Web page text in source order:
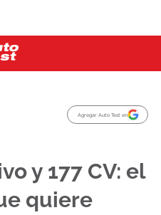
Agregar Auto Test en
y 177 CV: el
quiere